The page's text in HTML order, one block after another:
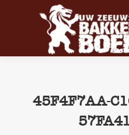
45F4F7AA-